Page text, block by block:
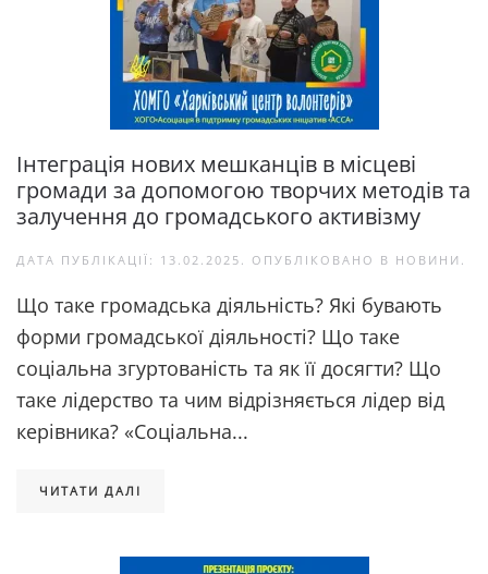
Інтеграція нових мешканців в місцеві
громади за допомогою творчих методів та
залучення до громадського активізму
ДАТА ПУБЛІКАЦІЇ: 13.02.2025 . ОПУБЛІКОВАНО В НОВИНИ .
Що таке громадська діяльність? Які бувають
форми громадської діяльності? Що таке
соціальна згуртованість та як її досягти? Що
таке лідерство та чим відрізняється лідер від
керівника? «Соціальна...
ЧИТАТИ ДАЛІ